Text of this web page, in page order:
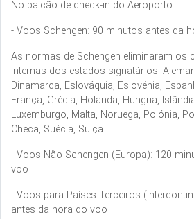
No balcão de check-in do Aeroporto:
- Voos Schengen: 90 minutos antes da
As normas de Schengen eliminaram os
internas dos estados signatários:
Dinamarca, Eslováquia, Eslovénia,
França, Grécia, Holanda, Hungria,
Luxemburgo, Malta, Noruega, Polónia,
Checa, Suécia, Suiça.
- Voos Não-Schengen (Europa): 120
voo
- Voos para Países Terceiros
antes da hora do voo